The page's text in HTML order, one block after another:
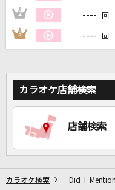
自宅
2 ---- 回
3 ---- 回
カラオケ店舗検索
店舗検索
カラオケ検索 「Did I